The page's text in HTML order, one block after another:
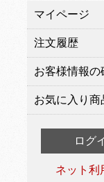
マイページ
注文履歴
お客様情報の
お気に入り商
ログ
ネット利